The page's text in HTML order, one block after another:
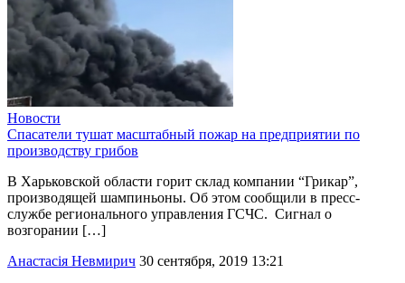
Новости
Спасатели тушат масштабный пожар на предприятии по
производству грибов
В Харьковской области горит склад компании “Грикар”,
производящей шампиньоны. Об этом сообщили в пресс-
службе регионального управления ГСЧС. Сигнал о
возгорании […]
Анастасія Невмирич 30 сентября, 2019 13:21